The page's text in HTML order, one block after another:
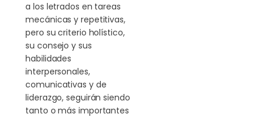
a los letrados en tareas
mecánicas y repetitivas,
pero su criterio holístico,
su consejo y sus
habilidades
interpersonales,
comunicativas y de
liderazgo, seguirán siendo
tanto o más importantes